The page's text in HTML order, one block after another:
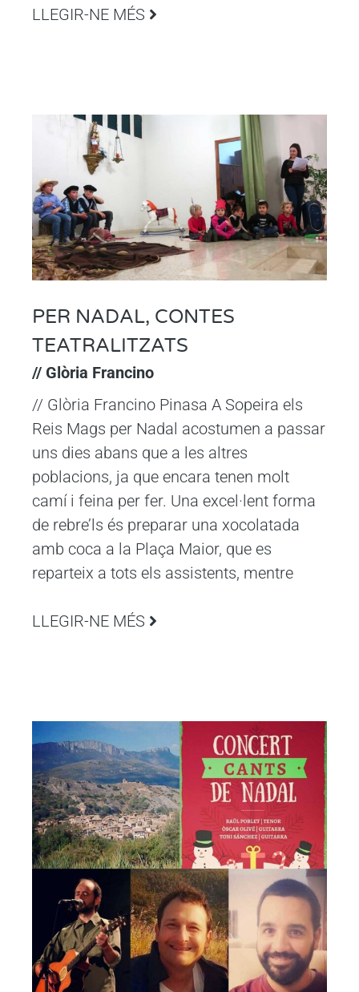
LLEGIR-NE MÉS
PER NADAL, CONTES
TEATRALITZATS
// Glòria Francino
// Glòria Francino Pinasa A Sopeira els
Reis Mags per Nadal acostumen a passar
uns dies abans que a les altres
poblacions, ja que encara tenen molt
camí i feina per fer. Una excel·lent forma
de rebre’ls és preparar una xocolatada
amb coca a la Plaça Maior, que es
reparteix a tots els assistents, mentre
LLEGIR-NE MÉS